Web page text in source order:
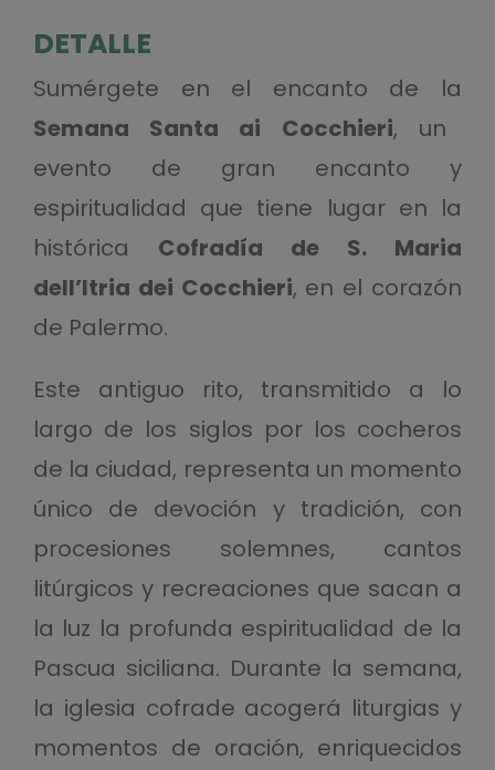
DETALLE
Sumérgete en el encanto de la
Semana Santa ai Cocchieri, un
evento de gran encanto y
espiritualidad que tiene lugar en la
histórica Cofradía de S. Maria
dell’Itria dei Cocchieri, en el corazón
de Palermo.
Este antiguo rito, transmitido a lo
largo de los siglos por los cocheros
de la ciudad, representa un momento
único de devoción y tradición, con
procesiones solemnes, cantos
litúrgicos y recreaciones que sacan a
la luz la profunda espiritualidad de la
Pascua siciliana. Durante la semana,
la iglesia cofrade acogerá liturgias y
momentos de oración, enriquecidos